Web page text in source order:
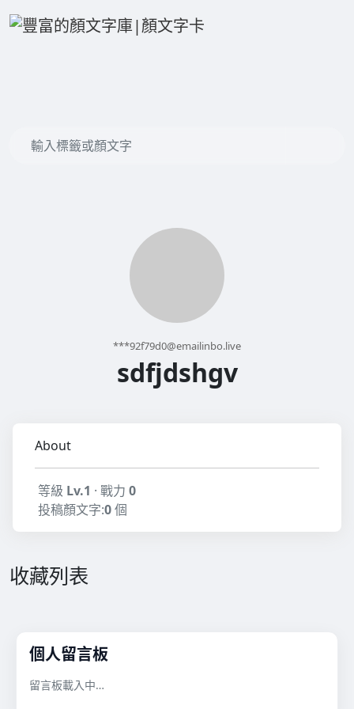
***92f79d0@emailinbo.live
sdfjdshgv
About
等級 Lv.1 · 戰力 0
投稿顏文字:0個
收藏列表
個人留言板
留言板載入中…